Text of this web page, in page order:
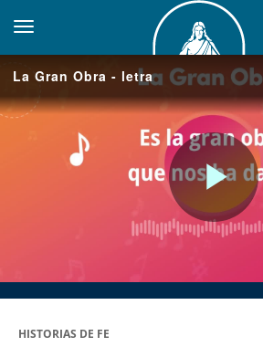
toggle navigation
La Gran Obra - letra
HISTORIAS DE FE